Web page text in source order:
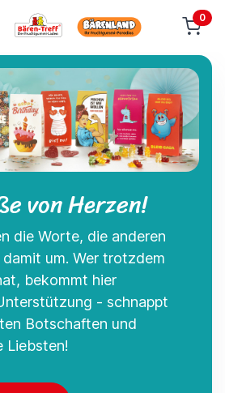
0
von Herzen!
die Worte, die anderen
damit um. Wer trotzdem
bekommt hier
- schnappt
Botschaften und
Liebsten!